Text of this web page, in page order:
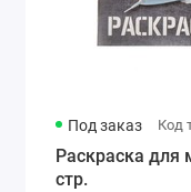
Под заказ Код
Раскраска для
стр.